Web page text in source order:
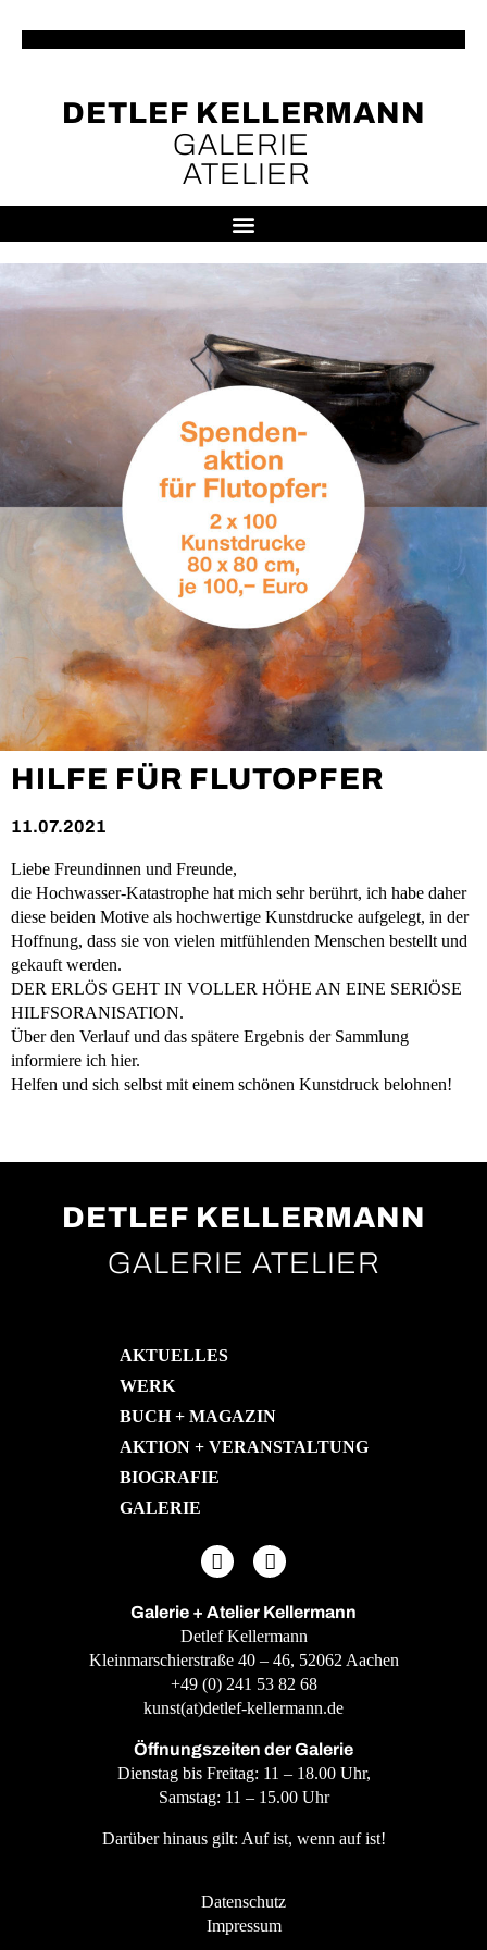
DETLEF KELLERMANN
GALERIE
ATELIER
HILFE FÜR FLUTOPFER
11.07.2021
Liebe Freundinnen und Freunde,
die Hochwasser-Katastrophe hat mich sehr berührt, ich habe daher
diese beiden Motive als hochwertige Kunstdrucke aufgelegt, in der
Hoffnung, dass sie von vielen mitfühlenden Menschen bestellt und
gekauft werden.
DER ERLÖS GEHT IN VOLLER HÖHE AN EINE SERIÖSE
HILFSORANISATION.
Über den Verlauf und das spätere Ergebnis der Sammlung
informiere ich hier.
Helfen und sich selbst mit einem schönen Kunstdruck belohnen!
DETLEF KELLERMANN
GALERIE ATELIER
AKTUELLES
WERK
BUCH + MAGAZIN
AKTION + VERANSTALTUNG
BIOGRAFIE
GALERIE
Galerie + Atelier Kellermann
Detlef Kellermann
Kleinmarschierstraße 40 – 46, 52062 Aachen
+49 (0) 241 53 82 68
kunst(at)detlef-kellermann.de
Öffnungszeiten der Galerie
Dienstag bis Freitag: 11 – 18.00 Uhr,
Samstag: 11 – 15.00 Uhr
Darüber hinaus gilt: Auf ist, wenn auf ist!
Datenschutz
Impressum